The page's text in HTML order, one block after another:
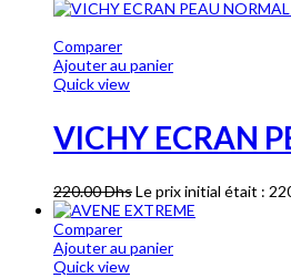
Comparer
Ajouter au panier
Quick view
VICHY ECRAN
220.00DhsLe prix initial était :
Comparer
Ajouter au panier
Quick view